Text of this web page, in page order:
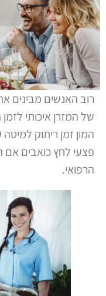
רוב האנשים מבינים
של המזרן איכותי
המון זמן ריתוק
פצעי לחץ כואבים אם
הרפואי.